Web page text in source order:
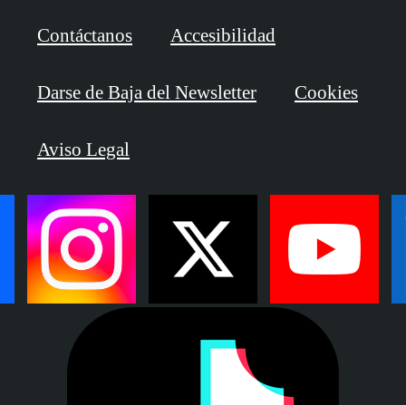
Contáctanos Accesibilidad
Darse de Baja del Newsletter Cookies
Aviso Legal